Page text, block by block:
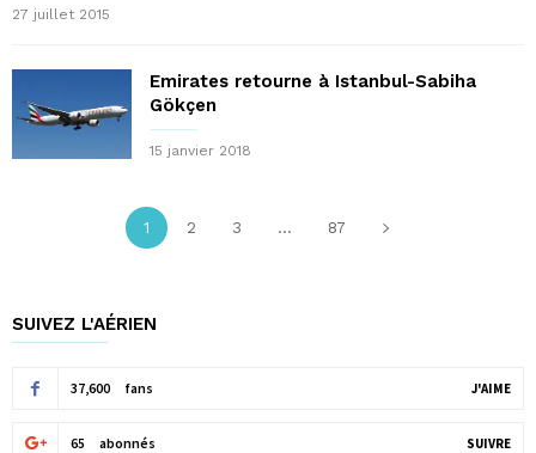
27 juillet 2015
Emirates retourne à Istanbul-Sabiha
Gökçen
15 janvier 2018
1 2 3 ... 87
SUIVEZ L'AÉRIEN
37,600 fans J'AIME
65 abonnés SUIVRE